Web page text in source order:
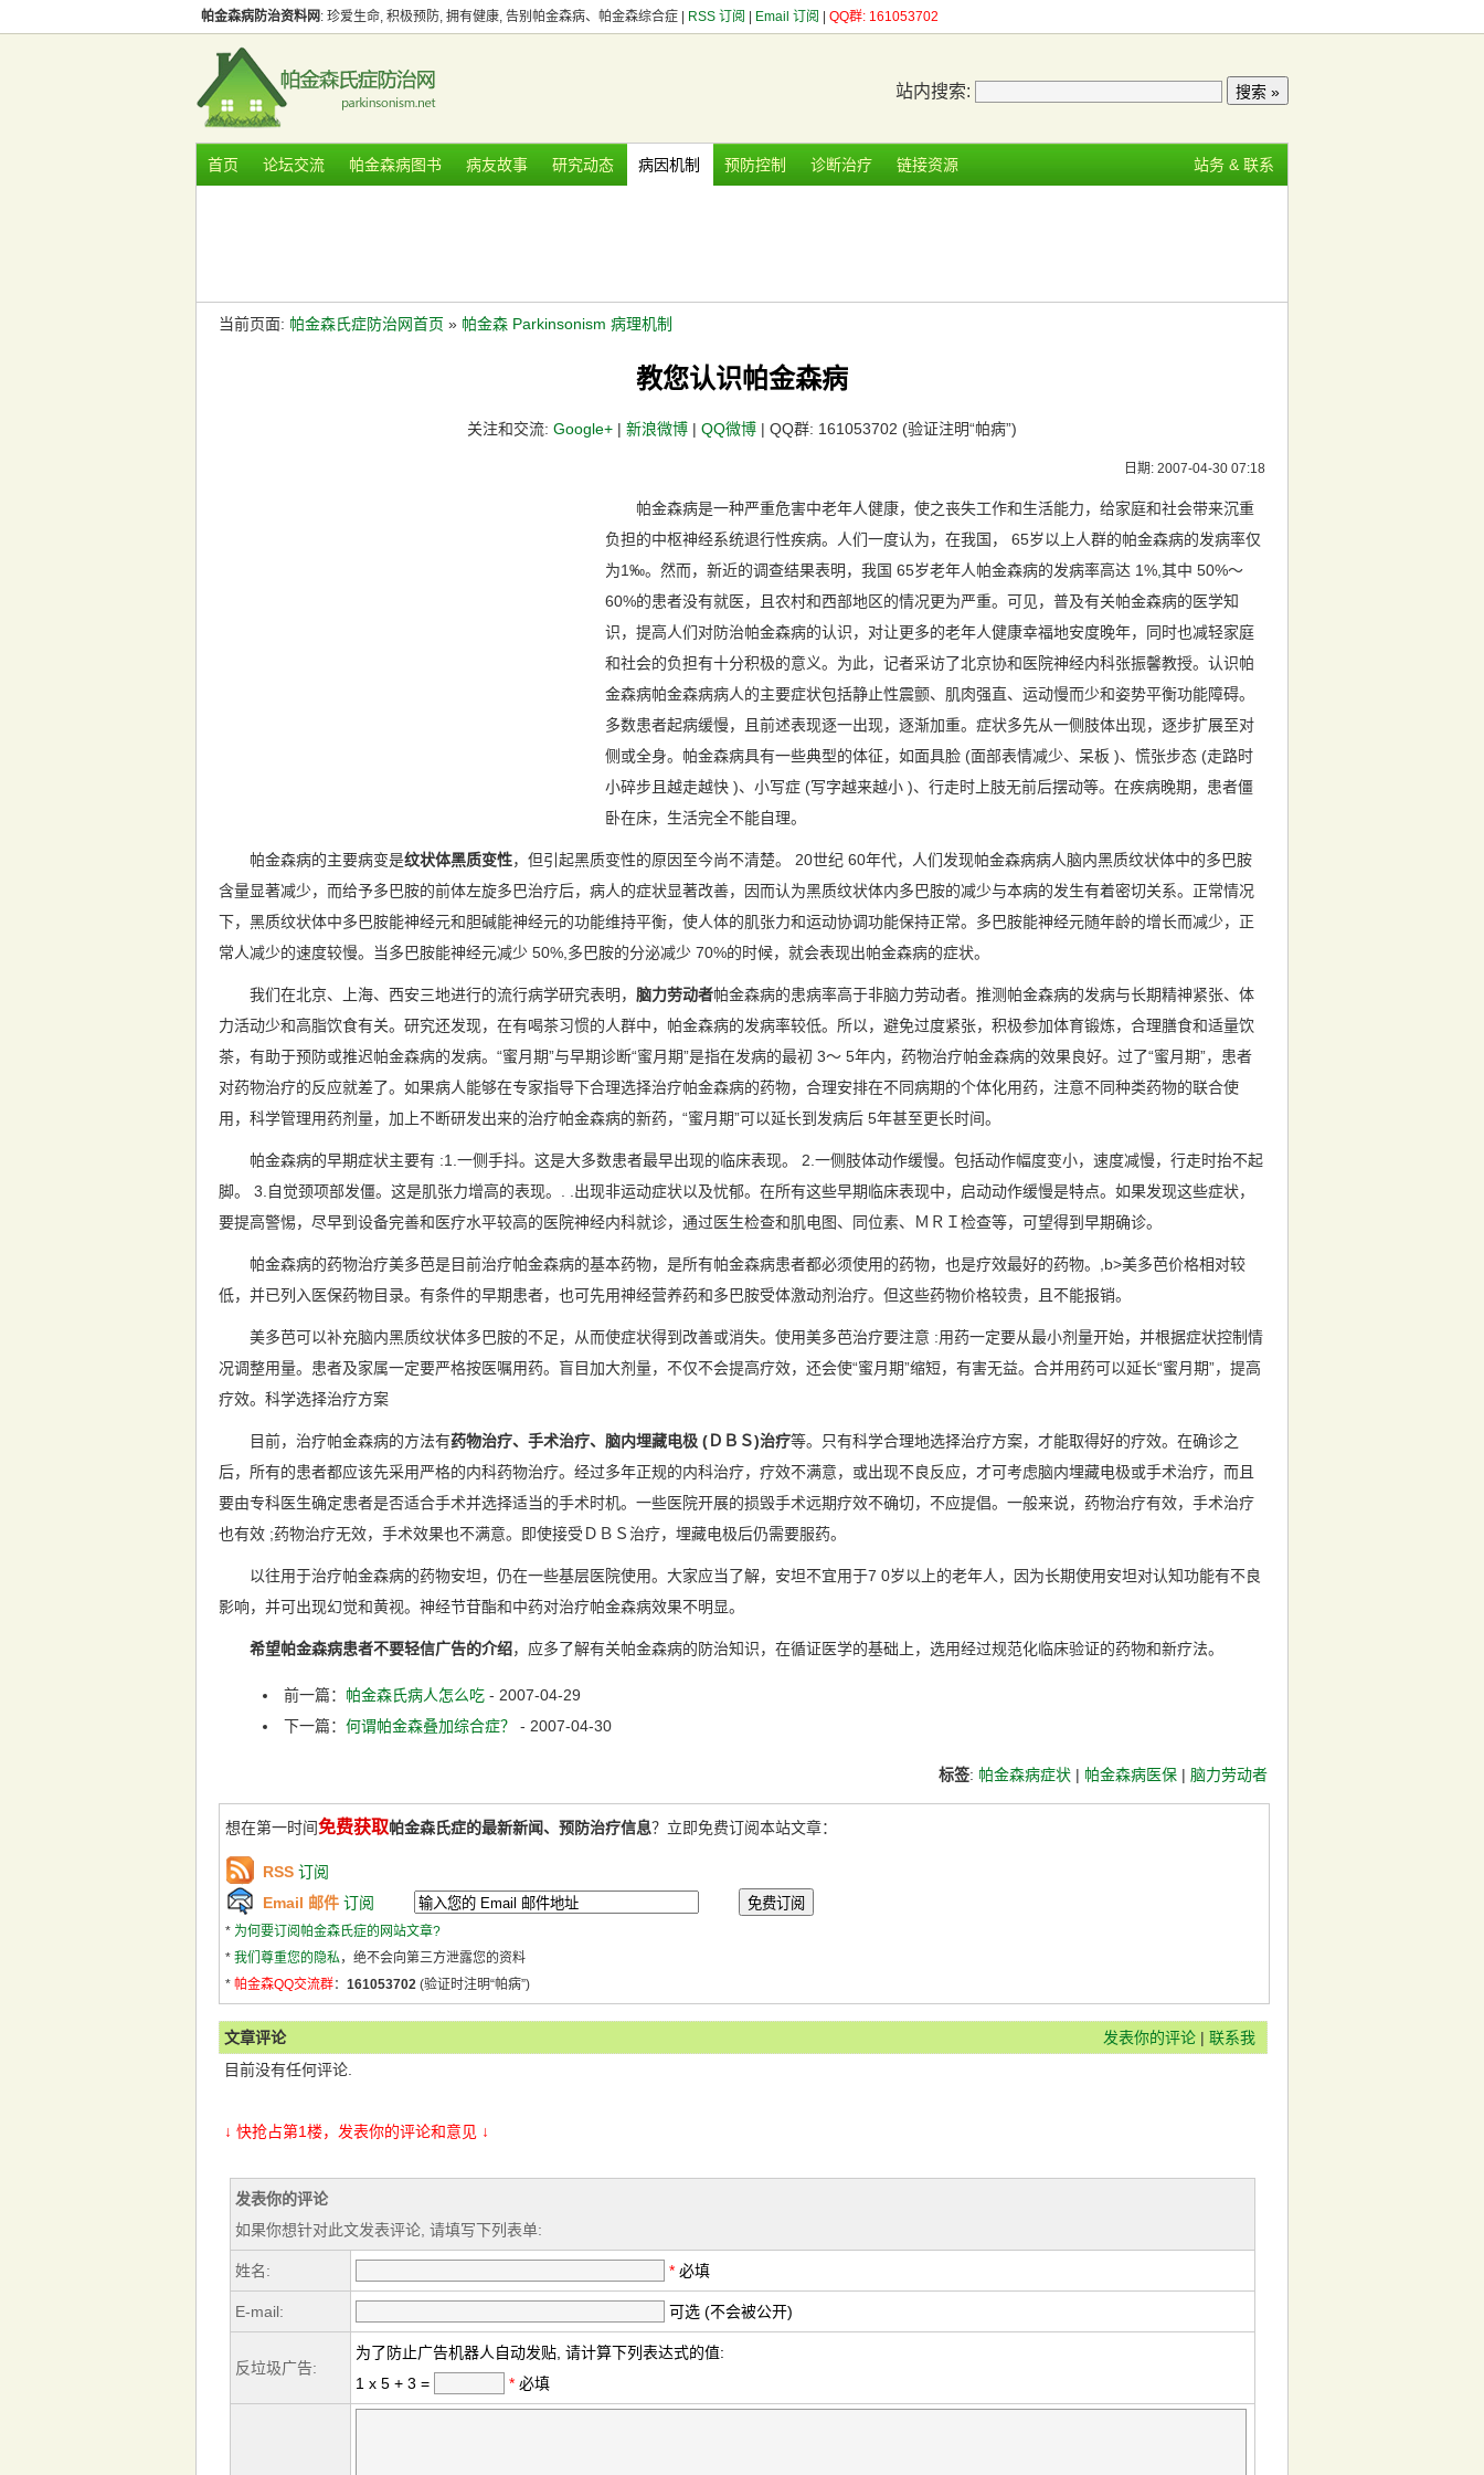
帕金森病防治资料网 : 珍爱生命, 积极预防, 拥有健康, 告别帕金森病、帕金森综合症 | RSS 订阅 Email 订阅 QQ群: 161053702
站内搜索:
首页 论坛交流 帕金森病图书 病友故事 研究动态 病因机制 预防控制 诊断治疗 链接资源 站务 & 联系
当前页面: 帕金森氏症防治网首页 » 帕金森 Parkinsonism 病理机制
教您认识帕金森病
关注和交流: Google+ | 新浪微博 | QQ微博 | QQ群: 161053702 (验证注明“帕病”)
日期: 2007-04-30 07:18
帕金森病是一种严重危害中老年人健康，使之丧失工作和生活能力，给家庭和社会带来沉重
负担的中枢神经系统退行性疾病。人们一度认为，在我国， 65岁以上人群的帕金森病的发病率仅
为1‰。然而，新近的调查结果表明，我国 65岁老年人帕金森病的发病率高达 1%,其中 50%～
60%的患者没有就医，且农村和西部地区的情况更为严重。可见，普及有关帕金森病的医学知
识，提高人们对防治帕金森病的认识，对让更多的老年人健康幸福地安度晚年，同时也减轻家庭
和社会的负担有十分积极的意义。为此，记者采访了北京协和医院神经内科张振馨教授。认识帕
金森病帕金森病病人的主要症状包括静止性震颤、肌肉强直、运动慢而少和姿势平衡功能障碍。
多数患者起病缓慢，且前述表现逐一出现，逐渐加重。症状多先从一侧肢体出现，逐步扩展至对
侧或全身。帕金森病具有一些典型的体征，如面具脸 (面部表情减少、呆板 )、慌张步态 (走路时
小碎步且越走越快 )、小写症 (写字越来越小 )、行走时上肢无前后摆动等。在疾病晚期，患者僵
卧在床，生活完全不能自理。
帕金森病的主要病变是纹状体黑质变性，但引起黑质变性的原因至今尚不清楚。 20世纪 60年代，人们发现帕金森病病人脑内黑质纹状体中的多巴胺
含量显著减少，而给予多巴胺的前体左旋多巴治疗后，病人的症状显著改善，因而认为黑质纹状体内多巴胺的减少与本病的发生有着密切关系。正常情况
下，黑质纹状体中多巴胺能神经元和胆碱能神经元的功能维持平衡，使人体的肌张力和运动协调功能保持正常。多巴胺能神经元随年龄的增长而减少，正
常人减少的速度较慢。当多巴胺能神经元减少 50%,多巴胺的分泌减少 70%的时候，就会表现出帕金森病的症状。
我们在北京、上海、西安三地进行的流行病学研究表明， 脑力劳动者帕金森病的患病率高于非脑力劳动者。推测帕金森病的发病与长期精神紧张、体
力活动少和高脂饮食有关。研究还发现，在有喝茶习惯的人群中，帕金森病的发病率较低。所以，避免过度紧张，积极参加体育锻炼，合理膳食和适量饮
茶，有助于预防或推迟帕金森病的发病。“蜜月期”与早期诊断“蜜月期”是指在发病的最初 3～ 5年内，药物治疗帕金森病的效果良好。过了“蜜月期”，患者
对药物治疗的反应就差了。如果病人能够在专家指导下合理选择治疗帕金森病的药物，合理安排在不同病期的个体化用药，注意不同种类药物的联合使
用，科学管理用药剂量，加上不断研发出来的治疗帕金森病的新药，“蜜月期”可以延长到发病后 5年甚至更长时间。
帕金森病的早期症状主要有 :1.一侧手抖。这是大多数患者最早出现的临床表现。 2.一侧肢体动作缓慢。包括动作幅度变小，速度减慢，行走时抬不起
脚。 3.自觉颈项部发僵。这是肌张力增高的表现。. .出现非运动症状以及忧郁。在所有这些早期临床表现中，启动动作缓慢是特点。如果发现这些症状，
要提高警惕，尽早到设备完善和医疗水平较高的医院神经内科就诊，通过医生检查和肌电图、同位素、ＭＲＩ检查等，可望得到早期确诊。
帕金森病的药物治疗美多芭是目前治疗帕金森病的基本药物，是所有帕金森病患者都必须使用的药物，也是疗效最好的药物。,b>美多芭价格相对较
低，并已列入医保药物目录。有条件的早期患者，也可先用神经营养药和多巴胺受体激动剂治疗。但这些药物价格较贵，且不能报销。
美多芭可以补充脑内黑质纹状体多巴胺的不足，从而使症状得到改善或消失。使用美多芭治疗要注意 :用药一定要从最小剂量开始，并根据症状控制情
况调整用量。患者及家属一定要严格按医嘱用药。盲目加大剂量，不仅不会提高疗效，还会使“蜜月期”缩短，有害无益。合并用药可以延长“蜜月期”，提高
疗效。科学选择治疗方案
目前，治疗帕金森病的方法有药物治疗、手术治疗、脑内埋藏电极 (ＤＢＳ)治疗等。只有科学合理地选择治疗方案，才能取得好的疗效。在确诊之
后，所有的患者都应该先采用严格的内科药物治疗。经过多年正规的内科治疗，疗效不满意，或出现不良反应，才可考虑脑内埋藏电极或手术治疗，而且
要由专科医生确定患者是否适合手术并选择适当的手术时机。一些医院开展的损毁手术远期疗效不确切，不应提倡。一般来说，药物治疗有效，手术治疗
也有效 ;药物治疗无效，手术效果也不满意。即使接受ＤＢＳ治疗，埋藏电极后仍需要服药。
以往用于治疗帕金森病的药物安坦，仍在一些基层医院使用。大家应当了解，安坦不宜用于7 0岁以上的老年人，因为长期使用安坦对认知功能有不良
影响，并可出现幻觉和黄视。神经节苷酯和中药对治疗帕金森病效果不明显。
希望帕金森病患者不要轻信广告的介绍，应多了解有关帕金森病的防治知识，在循证医学的基础上，选用经过规范化临床验证的药物和新疗法。
前一篇： 帕金森氏病人怎么吃 - 2007-04-29
下一篇： 何谓帕金森叠加综合症？ - 2007-04-30
标签: 帕金森病症状 | 帕金森病医保 | 脑力劳动者
想在第一时间免费获取帕金森氏症的最新新闻、预防治疗信息？立即免费订阅本站文章：
RSS 订阅
Email 邮件 订阅
* 为何要订阅帕金森氏症的网站文章?
* 我们尊重您的隐私，绝不会向第三方泄露您的资料
* 帕金森QQ交流群： 161053702 (验证时注明“帕病”)
文章评论 发表你的评论 | 联系我
目前没有任何评论.
↓ 快抢占第1楼，发表你的评论和意见 ↓
发表你的评论
如果你想针对此文发表评论, 请填写下列表单:
姓名: *必填
E-mail: 可选 (不会被公开)
反垃圾广告:
为了防止广告机器人自动发贴, 请计算下列表达式的值:
1 x 5 + 3 =
*必填